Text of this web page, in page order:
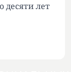
десяти лет